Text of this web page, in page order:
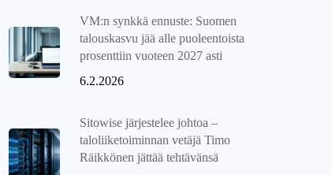
VM:n synkkä ennuste: Suomen
talouskasvu jää alle puoleentoista
prosenttiin vuoteen 2027 asti
6.2.2026
Sitowise järjestelee johtoa –
taloliiketoiminnan vetäjä Timo
Räikkönen jättää tehtävänsä